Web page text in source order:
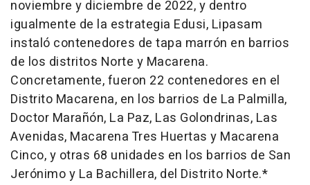
noviembre y diciembre de 2022, y dentro
igualmente de la estrategia Edusi, Lipasam
instaló contenedores de tapa marrón en barrios
de los distritos Norte y Macarena.
Concretamente, fueron 22 contenedores en el
Distrito Macarena, en los barrios de La Palmilla,
Doctor Marañón, La Paz, Las Golondrinas, Las
Avenidas, Macarena Tres Huertas y Macarena
Cinco, y otras 68 unidades en los barrios de San
Jerónimo y La Bachillera, del Distrito Norte.*